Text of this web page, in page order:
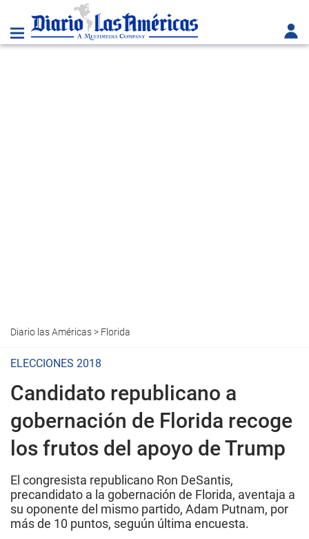
Diario las Américas> Florida
ELECCIONES 2018
Candidato republicano a
gobernación de Florida recoge
los frutos del apoyo de Trump
El congresista republicano Ron DeSantis,
precandidato a la gobernación de Florida, aventaja a
su oponente del mismo partido, Adam Putnam, por
más de 10 puntos, seguún última encuesta.